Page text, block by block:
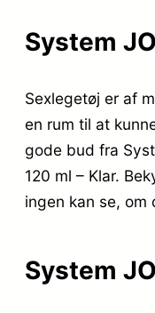
System
Sexlegetøj er af
en rum til at
gode bud fra
120 ml – Klar.
ingen kan se, om
System